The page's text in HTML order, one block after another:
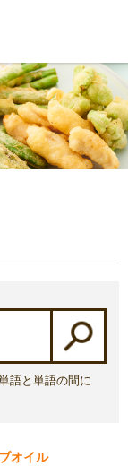
語と単語の間に
オイル